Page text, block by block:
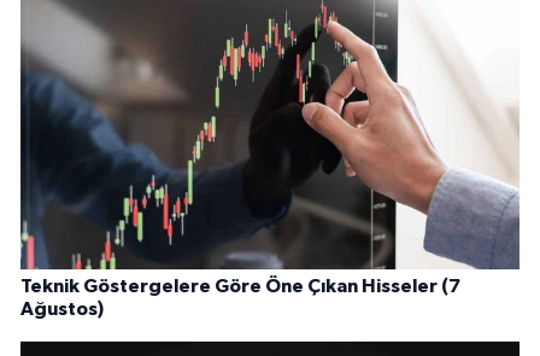
Teknik Göstergelere Göre Öne Çıkan Hisseler (7
Ağustos)